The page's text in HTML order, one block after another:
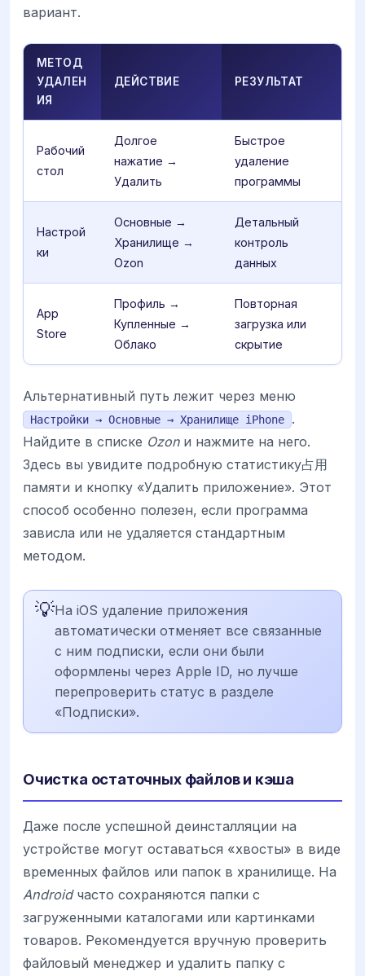
вариант.
МЕТОД
УДАЛЕН
ИЯ
ДЕЙСТВИЕ РЕЗУЛЬТАТ
Рабочий
стол
Долгое
нажатие →
Удалить
Быстрое
удаление
программы
Настрой
ки
Основные →
Хранилище →
Ozon
Детальный
контроль
данных
App
Store
Профиль →
Купленные →
Облако
Повторная
загрузка или
скрытие
Альтернативный путь лежит через меню
Настройки → Основные → Хранилище iPhone
.
Найдите в списке Ozonи нажмите на него.
Здесь вы увидите подробную статистику占用
памяти и кнопку «Удалить приложение». Этот
способ особенно полезен, если программа
зависла или не удаляется стандартным
методом.
💡На iOS удаление приложения
автоматически отменяет все связанные
с ним подписки, если они были
оформлены через Apple ID, но лучше
перепроверить статус в разделе
«Подписки».
Очистка остаточных файлов и кэша
Даже после успешной деинсталляции на
устройстве могут оставаться «хвосты» в виде
временных файлов или папок в хранилище. На
Androidчасто сохраняются папки с
загруженными каталогами или картинками
товаров. Рекомендуется вручную проверить
файловый менеджер и удалить папку с